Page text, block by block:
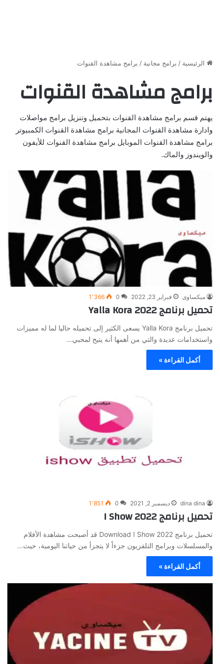
الرئيسية / برامج مجانية / برامج مشاهدة القنوات
برامج مشاهدة القنوات
يهتم قسم برامج مشاهدة القنوات بتحميل وتنزيل برامج مواصلات
وادارة مشاهدة القنوات المجانية برامج مشاهدة القنوات الكمبيوتر
برامج مشاهدة القنوات الموبايل برامج مشاهدة القنوات للأيفون
والويندوز والماك.
ميكساوى فبراير 23, 2022 0 1٬366
تحميل برنامج Yalla Kora 2022
تحميل برنامج Yalla Kora يسعى الكثير إلى تحميله حاليا لما له مميزات
واستخدامات عديدة والتي من أهمها أنه يتيح لمحبي…
أكمل القراءة »
dina dina ديسمبر 2, 2021 0 1٬851
تحميل برنامج I Show 2022
تحميل برنامج 2022 Download I Show قد أصبحت مشاهدة الأفلام
والمسلسلات وبرامج التلفزيون جزءاً لا يتجزأ من حياتنا اليومية، حيث…
أكمل القراءة »